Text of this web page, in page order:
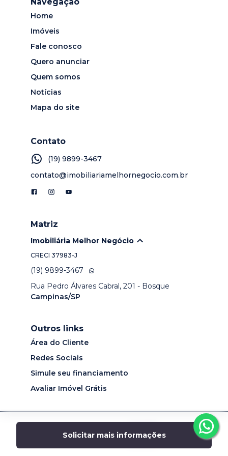
Solicitar mais informações
Navegação
Home
Imóveis
Fale conosco
Quero anunciar
Quem somos
Notícias
Mapa do site
Contato
(19) 9899-3467
contato@imobiliariamelhornegocio.com.br
Matriz
Imobiliária Melhor Negócio
CRECI 37983-J
(19) 9899-3467
Rua Pedro Álvares Cabral, 201 - Bosque
Campinas/SP
Outros links
Área do Cliente
Redes Sociais
Simule seu financiamento
Avaliar Imóvel Grátis
Desenvolvido por